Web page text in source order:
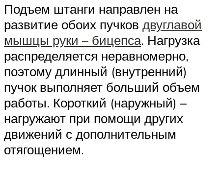
Подъем штанги направлен на
развитие обоих пучков двуглавой
мышцы руки – бицепса. Нагрузка
распределяется неравномерно,
поэтому длинный (внутренний)
пучок выполняет больший объем
работы. Короткий (наружный) –
нагружают при помощи других
движений с дополнительным
отягощением.